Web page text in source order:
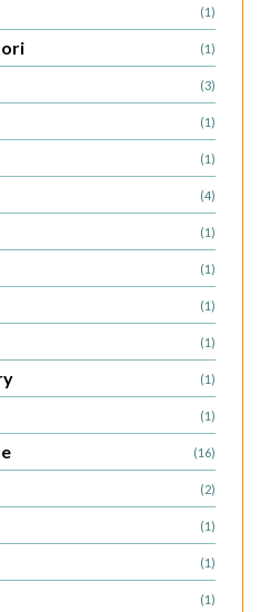
(1)
(1)
(3)
(1)
(1)
(4)
(1)
(1)
(1)
(1)
(1)
(1)
(16)
(2)
(1)
(1)
(1)